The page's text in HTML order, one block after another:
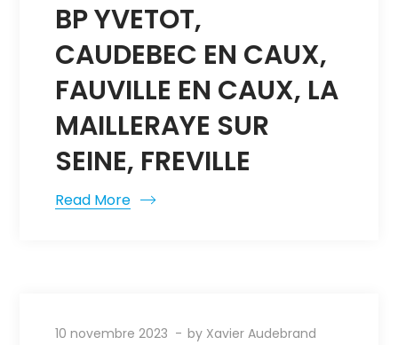
BP YVETOT,
CAUDEBEC EN CAUX,
FAUVILLE EN CAUX, LA
MAILLERAYE SUR
SEINE, FREVILLE
Read More
10 novembre 2023 by Xavier Audebrand